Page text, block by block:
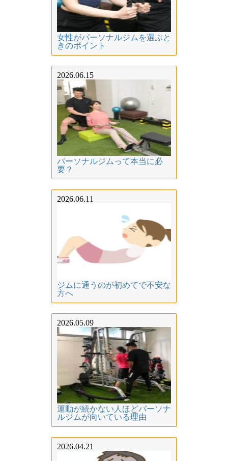
女性がパーソナルジムを選ぶと
きのポイント
2026.06.15
パーソナルジムって本当に必
要？
2026.06.11
ジムに通うのが初めてで不安な
方へ
2026.05.09
運動が続かない人ほどパーソナ
ルジムが向いている理由
2026.04.21